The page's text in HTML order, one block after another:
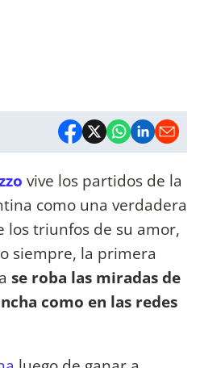
vive los partidos de la
como una verdadera
los triunfos de su amor,
siempre, la primera
se roba las miradas de
como en las redes